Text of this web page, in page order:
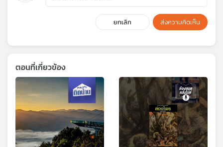
ยกเลิก ส่งความคิดเห็น
ตอนที่เกี่ยวข้อง